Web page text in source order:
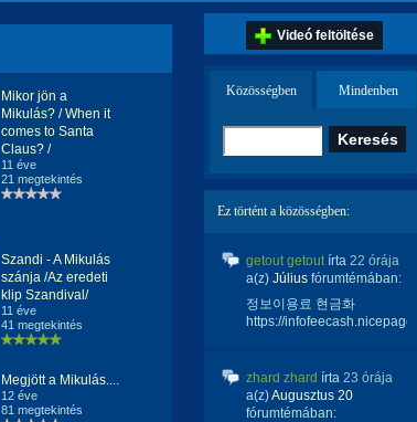
Mikor jön a
Mikulás? / When it
comes to Santa
Claus? /
11 éve
21 megtekintés
Szandi - A Mikulás
szánja /Az eredeti
klip Szandival/
11 éve
41 megtekintés
Megjött a Mikulás....
12 éve
81 megtekintés
Videó feltöltése
Közösségben Mindenben
Ez történt a közösségben:
getout getoutírta 22 órája
a(z) Július fórumtémában:
정보이용료 현금화
https://infofeecash.nicepage...
zhard zhard írta 23 órája
a(z)Augusztus 20
fórumtémában: